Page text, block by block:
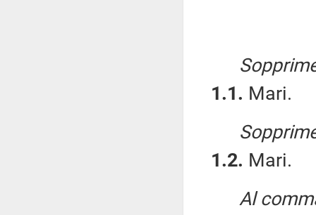
1.1. Mari.
1.2. Mari.
Al